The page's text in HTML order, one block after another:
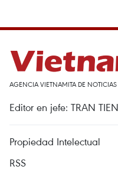
AGENCIA VIETNAMITA DE NOTICIAS
Editor en jefe: TRAN
Propiedad Intelectual
RSS